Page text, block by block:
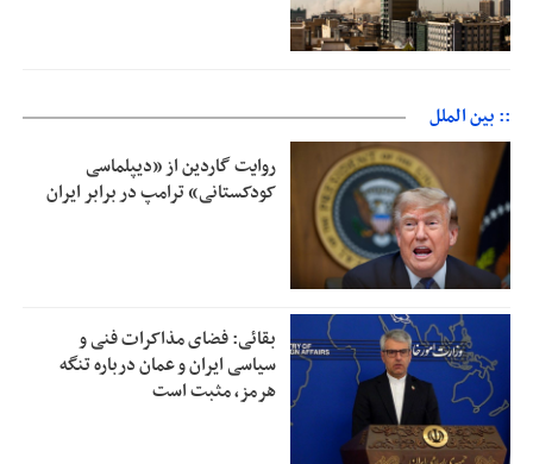
:: بین الملل
روایت گاردین از «دیپلماسی
کودکستانی» ترامپ در برابر ایران
بقائی: فضای مذاکرات فنی و
سیاسی ایران و عمان درباره تنگه
هرمز، مثبت است